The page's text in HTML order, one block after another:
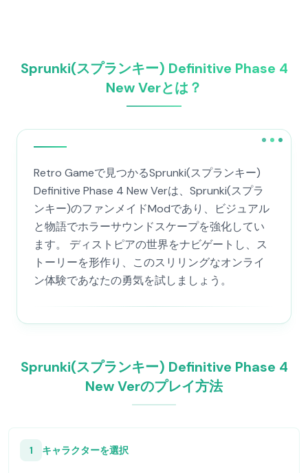
Sprunki(スプランキー) Definitive Phase 4
New Verとは？
Retro Gameで見つかるSprunki(スプランキー)
Definitive Phase 4 New Verは、Sprunki(スプラ
ンキー)のファンメイドModであり、ビジュアル
と物語でホラーサウンドスケープを強化してい
ます。 ディストピアの世界をナビゲートし、ス
トーリーを形作り、このスリリングなオンライ
ン体験であなたの勇気を試しましょう。
Sprunki(スプランキー) Definitive Phase 4
New Verのプレイ方法
1 キャラクターを選択